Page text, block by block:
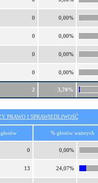
0 0,00%
0 0,00%
0 0,00%
0 0,00%
2 3,70%
PRAWO I SPRAWIEDLIWOŚĆ
% głosów ważnych
0 0,00%
13 24,07%